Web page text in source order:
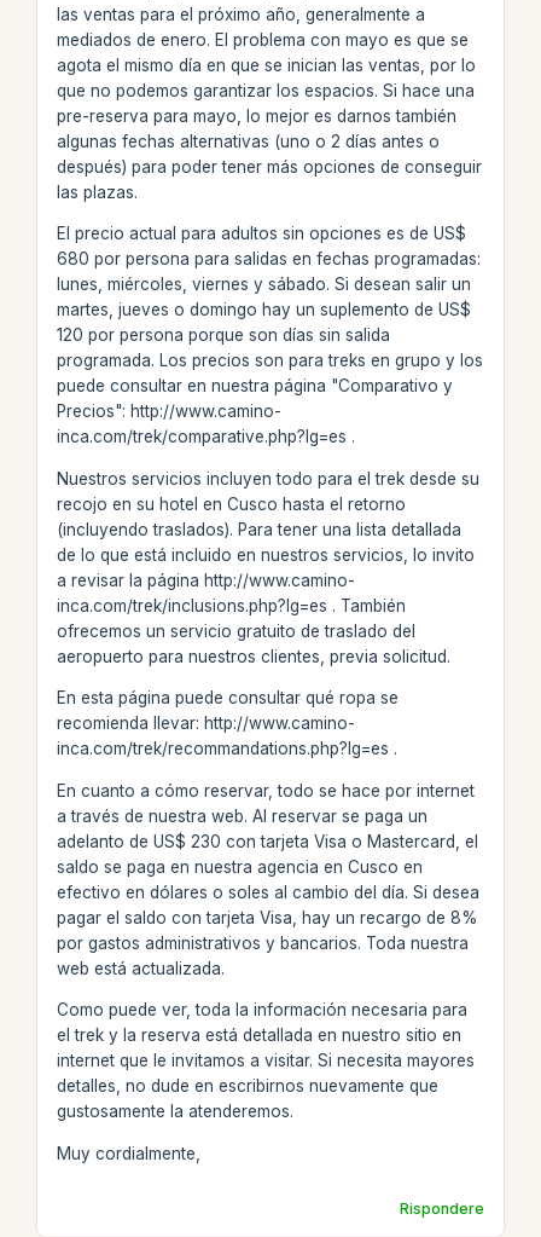
las ventas para el próximo año, generalmente a
mediados de enero. El problema con mayo es que se
agota el mismo día en que se inician las ventas, por lo
que no podemos garantizar los espacios. Si hace una
pre-reserva para mayo, lo mejor es darnos también
algunas fechas alternativas (uno o 2 días antes o
después) para poder tener más opciones de conseguir
las plazas.
El precio actual para adultos sin opciones es de US$
680 por persona para salidas en fechas programadas:
lunes, miércoles, viernes y sábado. Si desean salir un
martes, jueves o domingo hay un suplemento de US$
120 por persona porque son días sin salida
programada. Los precios son para treks en grupo y los
puede consultar en nuestra página "Comparativo y
Precios": http://www.camino-
inca.com/trek/comparative.php?lg=es .
Nuestros servicios incluyen todo para el trek desde su
recojo en su hotel en Cusco hasta el retorno
(incluyendo traslados). Para tener una lista detallada
de lo que está incluido en nuestros servicios, lo invito
a revisar la página http://www.camino-
inca.com/trek/inclusions.php?lg=es . También
ofrecemos un servicio gratuito de traslado del
aeropuerto para nuestros clientes, previa solicitud.
En esta página puede consultar qué ropa se
recomienda llevar: http://www.camino-
inca.com/trek/recommandations.php?lg=es .
En cuanto a cómo reservar, todo se hace por internet
a través de nuestra web. Al reservar se paga un
adelanto de US$ 230 con tarjeta Visa o Mastercard, el
saldo se paga en nuestra agencia en Cusco en
efectivo en dólares o soles al cambio del día. Si desea
pagar el saldo con tarjeta Visa, hay un recargo de 8%
por gastos administrativos y bancarios. Toda nuestra
web está actualizada.
Como puede ver, toda la información necesaria para
el trek y la reserva está detallada en nuestro sitio en
internet que le invitamos a visitar. Si necesita mayores
detalles, no dude en escribirnos nuevamente que
gustosamente la atenderemos.
Muy cordialmente,
Rispondere